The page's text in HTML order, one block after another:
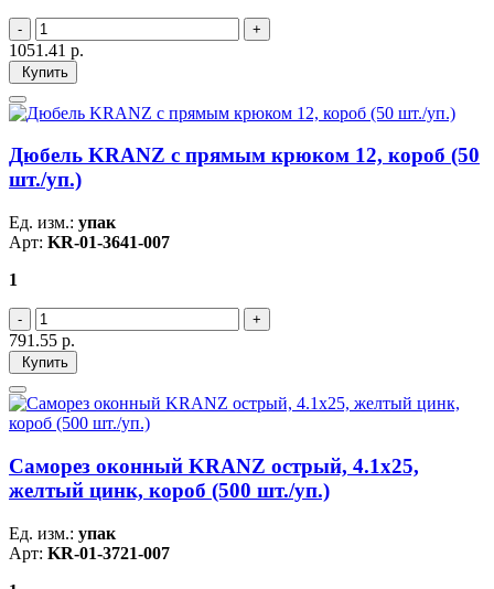
1051.41 р.
Купить
Дюбель KRANZ с прямым крюком 12, короб (50
шт./уп.)
Ед. изм.: упак
Арт: KR-01-3641-007
1
791.55 р.
Купить
Саморез оконный KRANZ острый, 4.1х25,
желтый цинк, короб (500 шт./уп.)
Ед. изм.: упак
Арт: KR-01-3721-007